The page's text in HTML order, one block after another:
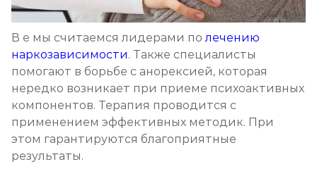
В е мы считаемся лидерами по лечению
наркозависимости. Также специалисты
помогают в борьбе с анорексией, которая
нередко возникает при приеме психоактивных
компонентов. Терапия проводится с
применением эффективных методик. При
этом гарантируются благоприятные
результаты.